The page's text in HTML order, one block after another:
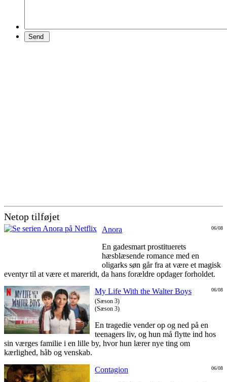
Netop tilføjet
06/08
Anora
En gadesmart prostituerets
hæsblæsende romance med en
oligarks søn går fra at være et magisk
eventyr til at være et mareridt, da hans forældre opdager forholdet.
06/08
My Life With the Walter Boys
(Sæson 3)
(Sæson 3)
En tragedie vender op og ned på en
teenagers liv, og hun må flytte ind hos
sin værges familie i en lille by, hvor hun lærer nye ting om
kærlighed, håb og venskab.
06/08
Contagion